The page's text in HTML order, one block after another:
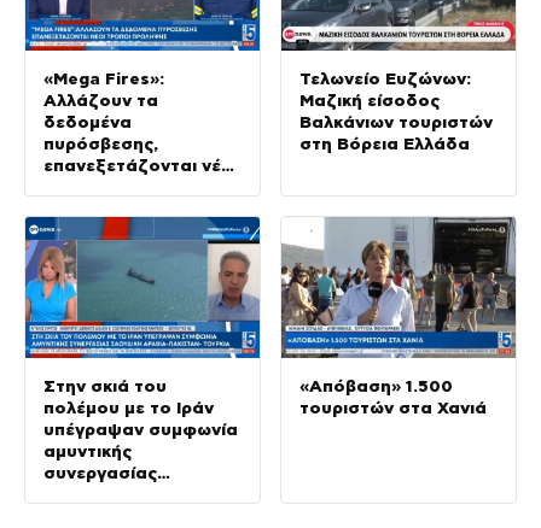
«Mega Fires»:
Αλλάζουν τα
δεδομένα
πυρόσβεσης,
επανεξετάζονται νέοι
Τελωνείο Ευζώνων:
Μαζική είσοδος
Βαλκάνιων τουριστών
στη Βόρεια Ελλάδα
Στην σκιά του
πολέμου με το Ιράν
υπέγραψαν συμφωνία
αμυντικής
συνεργασίας
«Απόβαση» 1.500
τουριστών στα Χανιά